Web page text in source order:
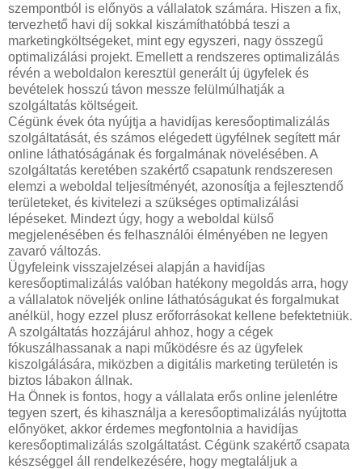
szempontból is előnyös a vállalatok számára. Hiszen a fix,
tervezhető havi díj sokkal kiszámíthatóbbá teszi a
marketingköltségeket, mint egy egyszeri, nagy összegű
optimalizálási projekt. Emellett a rendszeres optimalizálás
révén a weboldalon keresztül generált új ügyfelek és
bevételek hosszú távon messze felülmúlhatják a
szolgáltatás költségeit.
Cégünk évek óta nyújtja a havidíjas keresőoptimalizálás
szolgáltatását, és számos elégedett ügyfélnek segített már
online láthatóságának és forgalmának növelésében. A
szolgáltatás keretében szakértő csapatunk rendszeresen
elemzi a weboldal teljesítményét, azonosítja a fejlesztendő
területeket, és kivitelezi a szükséges optimalizálási
lépéseket. Mindezt úgy, hogy a weboldal külső
megjelenésében és felhasználói élményében ne legyen
zavaró változás.
Ügyfeleink visszajelzései alapján a havidíjas
keresőoptimalizálás valóban hatékony megoldás arra, hogy
a vállalatok növeljék online láthatóságukat és forgalmukat
anélkül, hogy ezzel plusz erőforrásokat kellene befektetniük.
A szolgáltatás hozzájárul ahhoz, hogy a cégek
fókuszálhassanak a napi működésre és az ügyfelek
kiszolgálására, miközben a digitális marketing területén is
biztos lábakon állnak.
Ha Önnek is fontos, hogy a vállalata erős online jelenlétre
tegyen szert, és kihasználja a keresőoptimalizálás nyújtotta
előnyöket, akkor érdemes megfontolnia a havidíjas
keresőoptimalizálás szolgáltatást. Cégünk szakértő csapata
készséggel áll rendelkezésére, hogy megtaláljuk a